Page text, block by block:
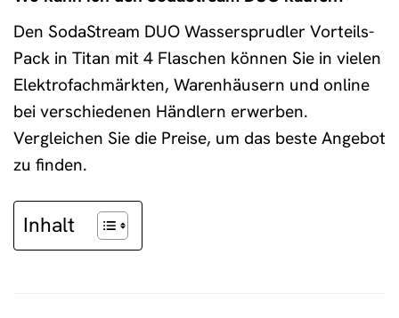
Den SodaStream DUO Wassersprudler Vorteils-
Pack in Titan mit 4 Flaschen können Sie in vielen
Elektrofachmärkten, Warenhäusern und online
bei verschiedenen Händlern erwerben.
Vergleichen Sie die Preise, um das beste Angebot
zu finden.
Inhalt